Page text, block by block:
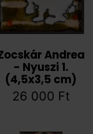
Andrea
- Nyuszi 1.
(4,5x3,5 cm)
26 000 Ft